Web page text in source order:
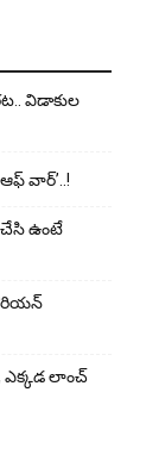
విడాకుల
వార్’..!
చేసి ఉంటే
ఎక్కడ లాంచ్